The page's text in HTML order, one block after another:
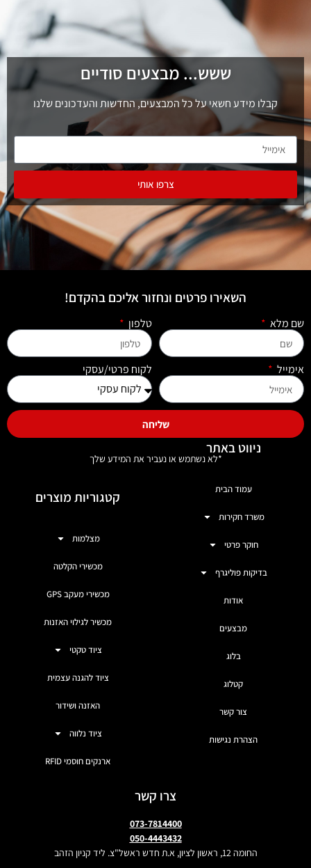
ששש... מבצעים סודיים
קבלו מידע חשאי על כל המבצעים, החדשות והעדכונים שלנו
צרפו אותי
השאירו פרטים ונחזור אליכם בהקדם!
שם מלא טלפון
אימייל לקוח פרטי/עסקי
שליחה
*לא נשתמש או נעביר את המידע שלך
ניווט באתר
עמוד הבית
משרד חקירות
חוקר פרטי
בדיקות פוליגרף
אודות
מבצעים
בלוג
קטלוג
צור קשר
הצהרת נגישות
קטגוריות מוצרים
מצלמות
מכשירי הקלטה
מכשירי מעקב GPS
מכשיר לגילוי האזנות
ציוד טקטי
ציוד להגנה עצמית
האזנה ושידור
ציוד נלווה
ארנקים חוסמי RFID
צרו קשר
073-7814400
050-4443432
החומה 12, ראשון לציון, א.ת חדש ראשל"צ. ליד קניון הזהב